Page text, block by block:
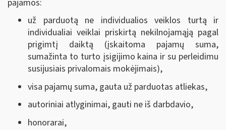
pajamos:
už parduotą ne individualios veiklos turtą ir
individualiai veiklai priskirtą nekilnojamąją pagal
prigimtį daiktą (įskaitoma pajamų suma,
sumažinta to turto įsigijimo kaina ir su perleidimu
susijusiais privalomais mokėjimais),
visa pajamų suma, gauta už parduotas atliekas,
autoriniai atlyginimai, gauti ne iš darbdavio,
honorarai,